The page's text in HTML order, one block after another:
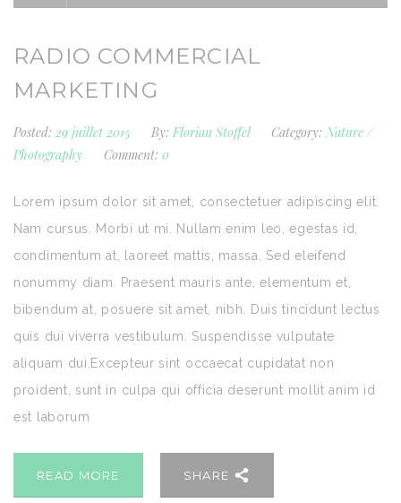
RADIO COMMERCIAL
MARKETING
Posted: 29 juillet 2015 By: Florian Stoffel Category: Nature/
Photography
Comment: 0
Lorem ipsum dolor sit amet, consectetuer adipiscing elit.
Nam cursus. Morbi ut mi. Nullam enim leo, egestas id,
condimentum at, laoreet mattis, massa. Sed eleifend
nonummy diam. Praesent mauris ante, elementum et,
bibendum at, posuere sit amet, nibh. Duis tincidunt lectus
quis dui viverra vestibulum. Suspendisse vulputate
aliquam dui.Excepteur sint occaecat cupidatat non
proident, sunt in culpa qui officia deserunt mollit anim id
est laborum
READ MORE SHARE